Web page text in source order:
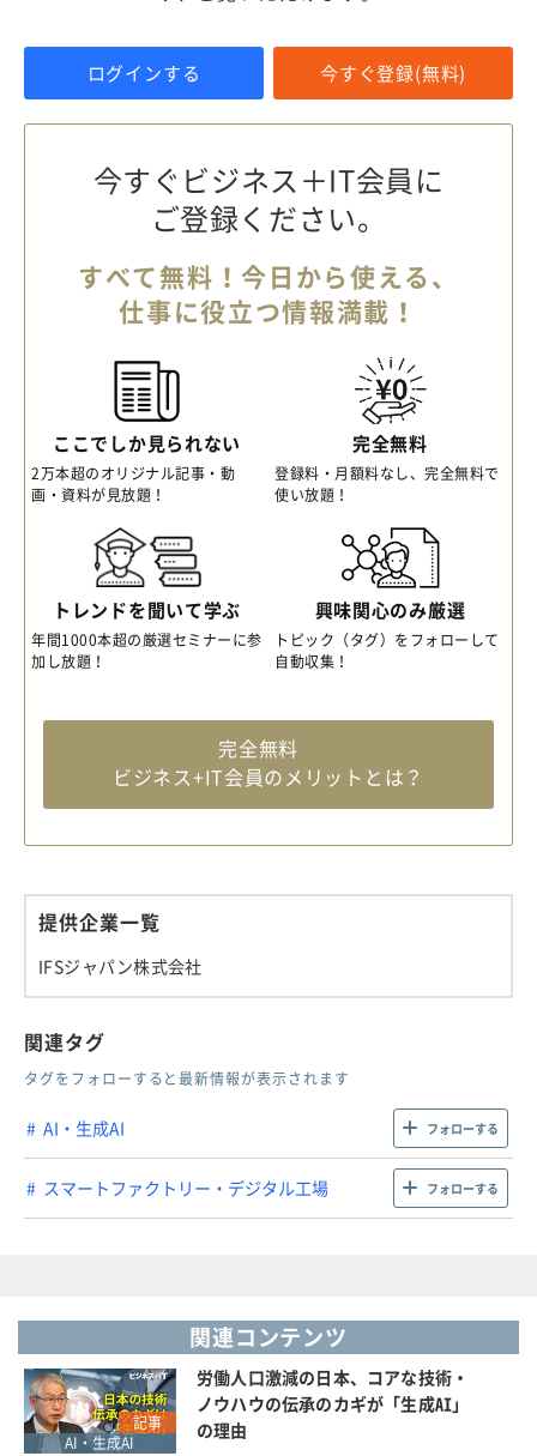
ログインする 今すぐ登録(無料)
今すぐビジネス＋IT会員に
ご登録ください。
すべて無料！今日から使える、
仕事に役立つ情報満載！
ここでしか見られない
2万本超のオリジナル記事・動
画・資料が見放題！
完全無料
登録料・月額料なし、完全無料で
使い放題！
トレンドを聞いて学ぶ
年間1000本超の厳選セミナーに参
加し放題！
興味関心のみ厳選
トピック（タグ）をフォローして
自動収集！
完全無料
ビジネス+IT会員のメリットとは？
提供企業一覧
IFSジャパン株式会社
関連タグ
タグをフォローすると最新情報が表示されます
AI・生成AI フォローする
スマートファクトリー・デジタル工場 フォローする
関連コンテンツ
記事
AI・生成AI
労働人口激減の日本、コアな技術・
ノウハウの伝承のカギが「生成AI」
の理由